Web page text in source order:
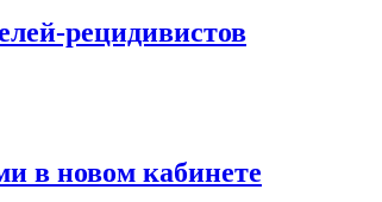
рецидивистов
в новом кабинете